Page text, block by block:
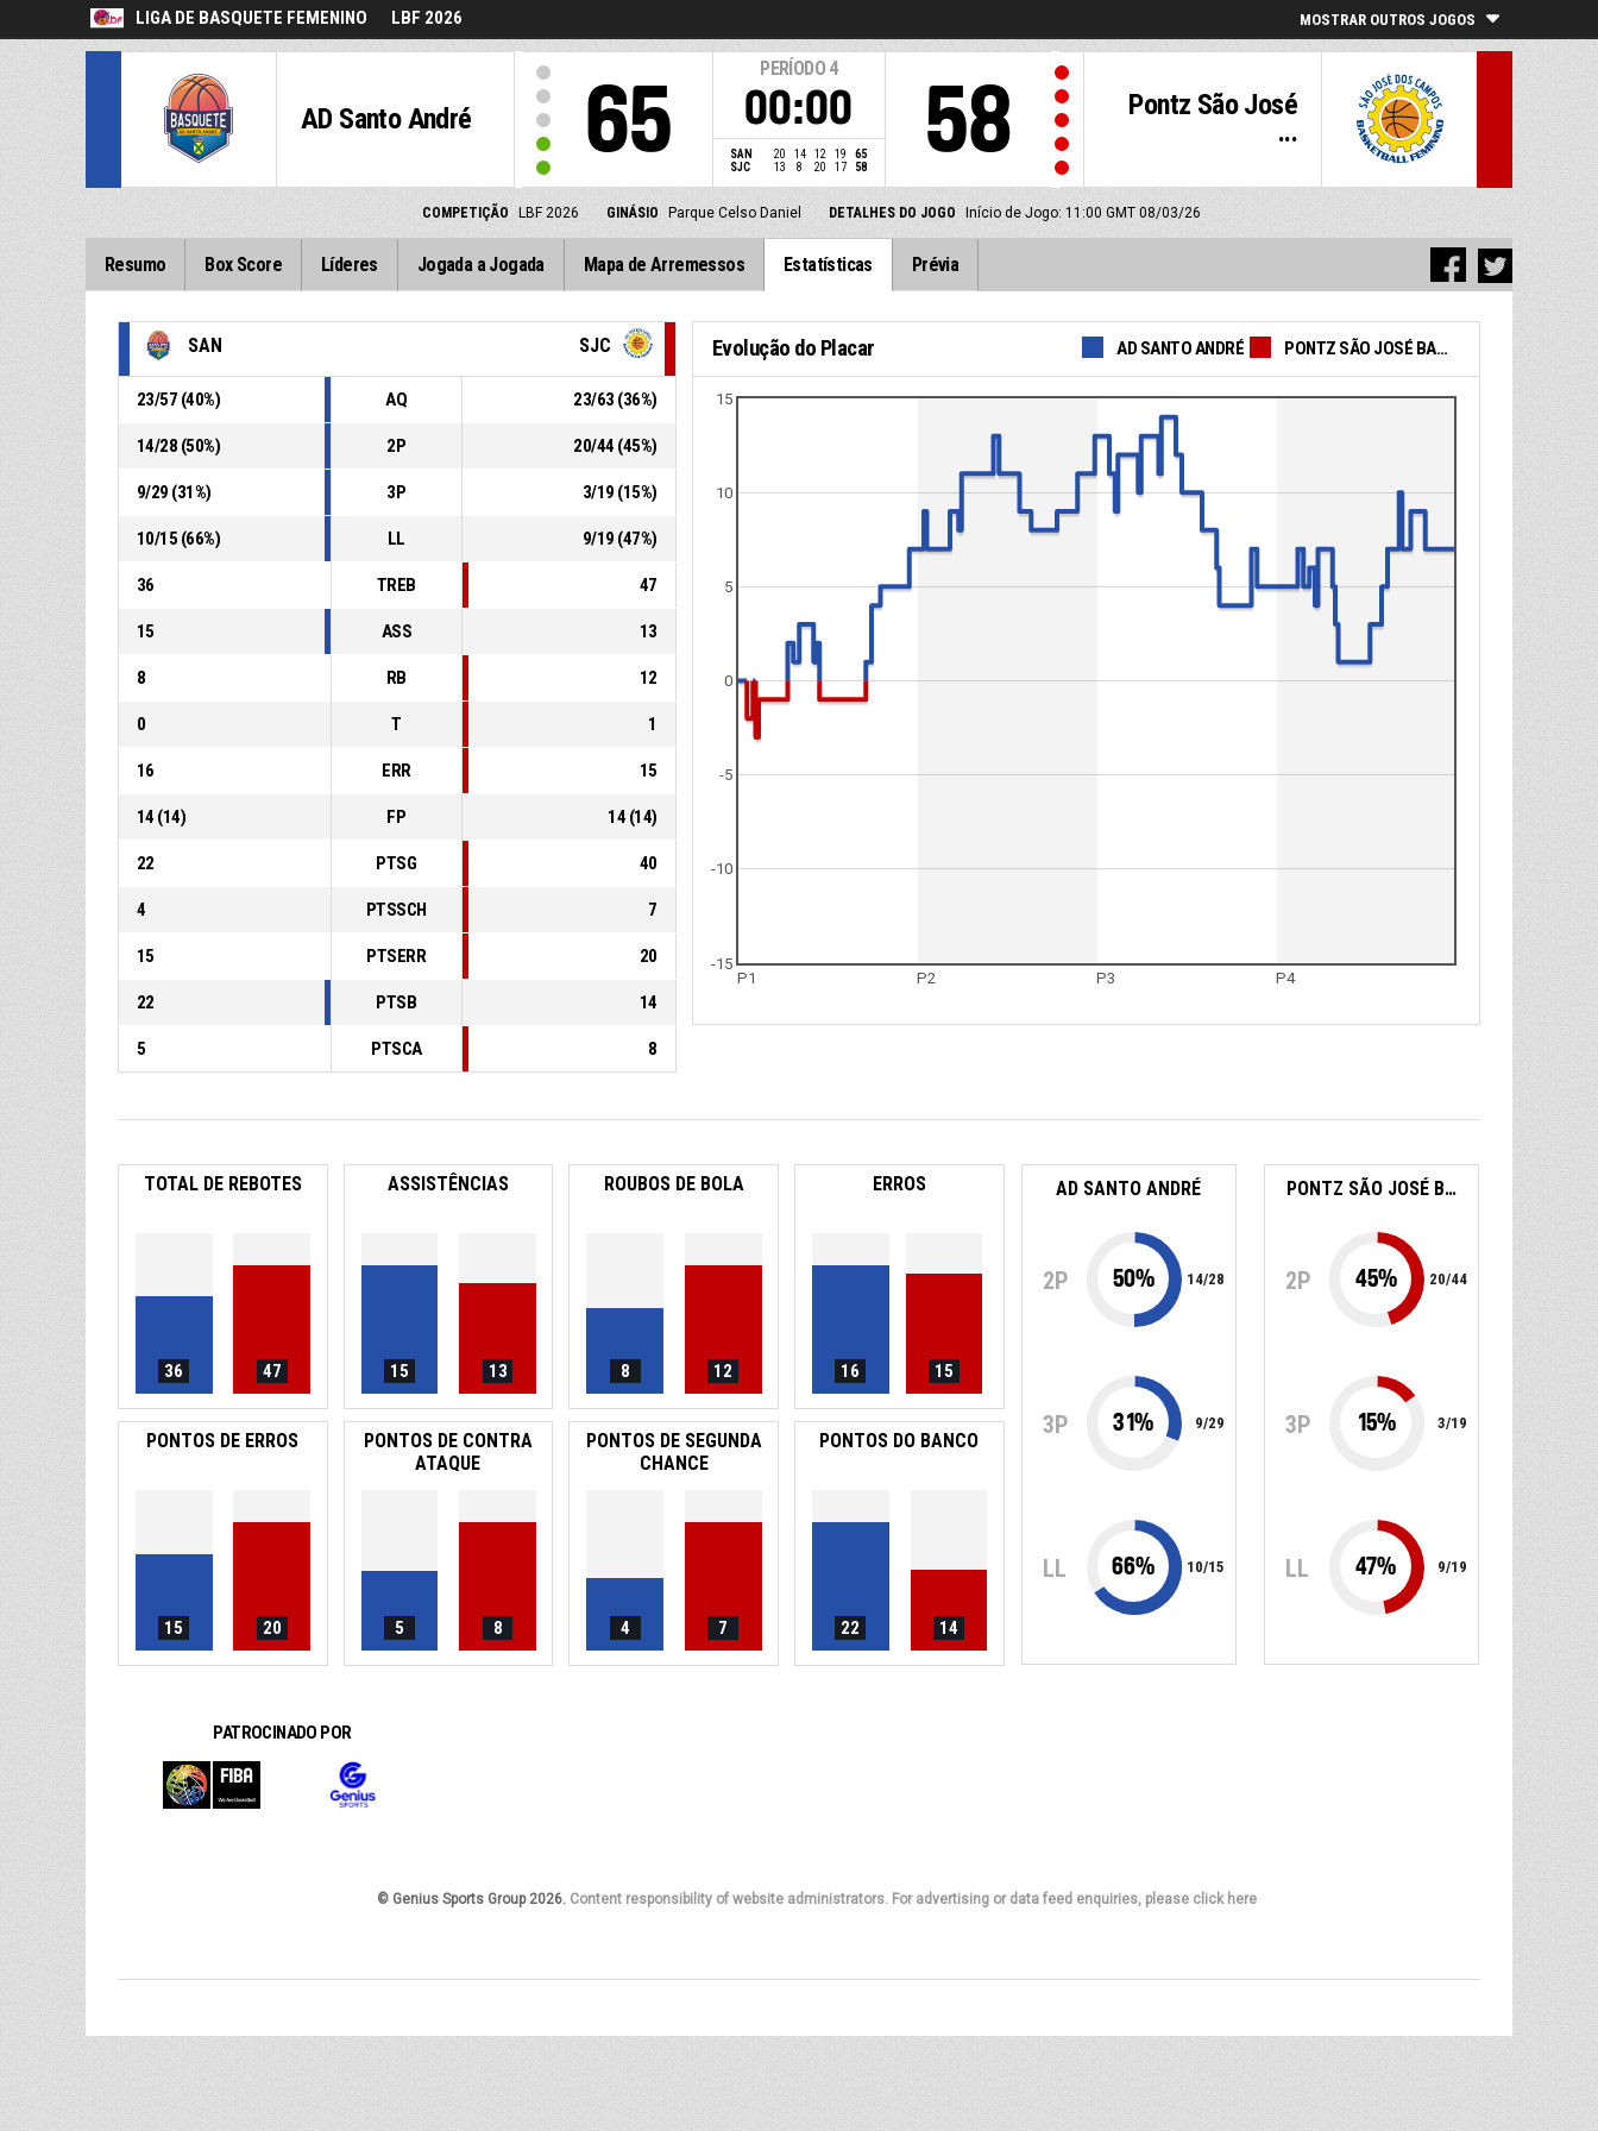
LIGA DE BASQUETE FEMENINO LBF 2026 MOSTRAR OUTROS JOGOS
AD Santo André 65
PERÍODO 4
00:00
SAN 20 14 12 19
65
SJC
13 8 20 17 58
Pontz São José
...
58
COMPETIÇÃO LBF 2026 GINÁSIO Parque Celso Daniel DETALHES DO JOGO Início de Jogo: 11:00 GMT 08/03/26
Resumo Box Score Líderes Jogada a Jogada Mapa de Arremessos Estatísticas Prévia
SAN SJC
23/57 (40%) AQ 23/63 (36%)
14/28 (50%) 2P 20/44 (45%)
9/29 (31%) 3P 3/19 (15%)
10/15 (66%) LL 9/19 (47%)
36 TREB 47
15 ASS 13
8 RB 12
0 T 1
16 ERR 15
14 (14) FP 14 (14)
22 PTSG 40
4 PTSSCH 7
15 PTSERR 20
22 PTSB 14
5 PTSCA 8
Evolução do Placar AD SANTO ANDRÉ PONTZ SÃO JOSÉ BASKETBALL
P1 P2 P3 P4
0
5
10
15
-15
-10
-5
TOTAL DE REBOTES
36 47
ASSISTÊNCIAS
15 13
ROUBOS DE BOLA
8 12
ERROS
16 15
PONTOS DE ERROS
15 20
PONTOS DE CONTRA
ATAQUE
5 8
PONTOS DE SEGUNDA
CHANCE
4 7
PONTOS DO BANCO
22 14
AD SANTO ANDRÉ
2P 50% 14/28
3P 31% 9/29
LL 66% 10/15
PONTZ SÃO JOSÉ BASKETBALL
2P 45% 20/44
3P 15% 3/19
LL 47% 9/19
PATROCINADO POR
© Genius Sports Group 2026. Content responsibility of website administrators. For advertising or data feed enquiries, please click here